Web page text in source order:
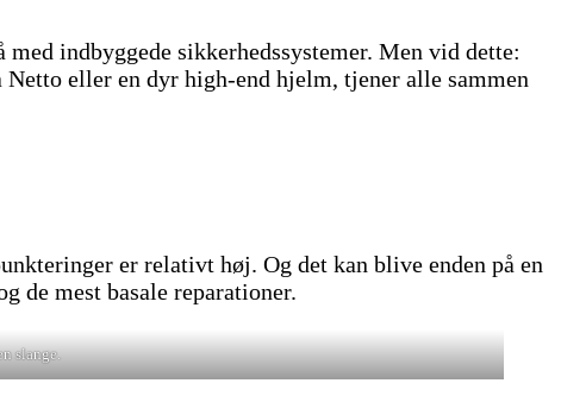
indbyggede sikkerhedssystemer. Men vid dette:
eller en dyr high-end hjelm, tjener alle sammen
er relativt høj. Og det kan blive enden på en
de mest basale reparationer.
slange.